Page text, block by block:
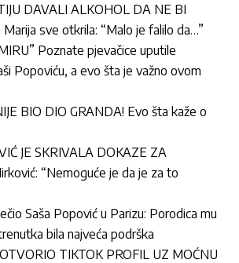
DAVALI ALKOHOL DA NE BI
Marija sve otkrila: “Malo je falilo da…”
Poznate pjevačice uputile
Popoviću, a evo šta je važno ovom
BIO DIO GRANDA! Evo šta kaže o
JE SKRIVALA DOKAZE ZA
“Nemoguće je da je za to
Saša Popović u Parizu: Porodica mu
bila najveća podrška
TIKTOK PROFIL UZ MOĆNU